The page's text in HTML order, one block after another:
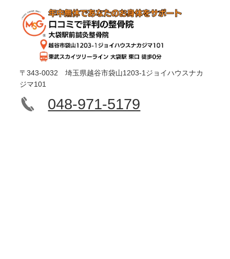
〒343-0032 埼玉県越谷市袋山1203-1ジョイハウスナカ
ジマ101
048-971-5179